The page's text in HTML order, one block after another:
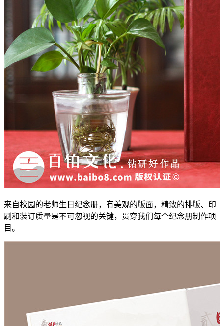
来自校园的老师生日纪念册，有美观的版面，精致的排版、印
刷和装订质量是不可忽视的关键，贯穿我们每个纪念册制作项
目。